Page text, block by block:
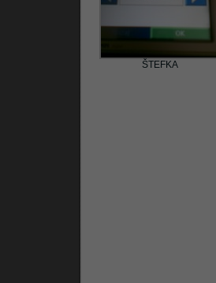
ŠTEFKA